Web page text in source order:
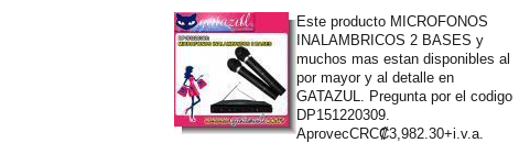
Este producto MICROFONOS
INALAMBRICOS 2 BASES y
muchos mas estan disponibles al
por mayor y al detalle en
GATAZUL. Pregunta por el codigo
DP151220309.
AprovecCRC₡3,982.30+i.v.a.